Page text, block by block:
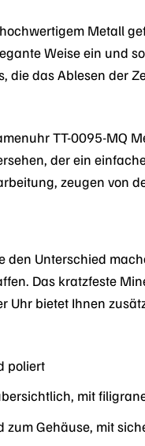
Metall
Weise ein und
die das Ablesen der
TT-0095-MQ
der ein
zeugen von
den Unterschied
Das kratzfeste
Uhr bietet Ihnen
poliert
mit
zum Gehäuse, mit